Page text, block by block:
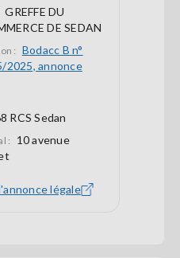
GREFFE DU
DE SEDAN
: Bodacc B n°
2025, annonce
RCS Sedan
:
10 avenue
légale